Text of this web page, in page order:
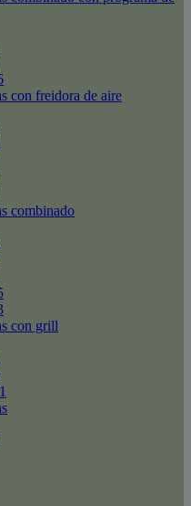
con freidora de aire
combinado
con grill